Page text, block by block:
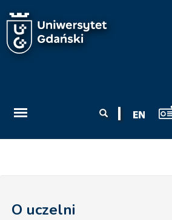
wyszukiwania
O uczelni